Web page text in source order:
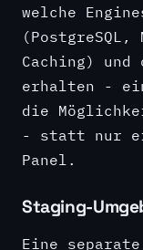
welche
(PostgreSQL,
Caching)
erhalten -
die
- statt nur
Panel.
Staging-
Eine